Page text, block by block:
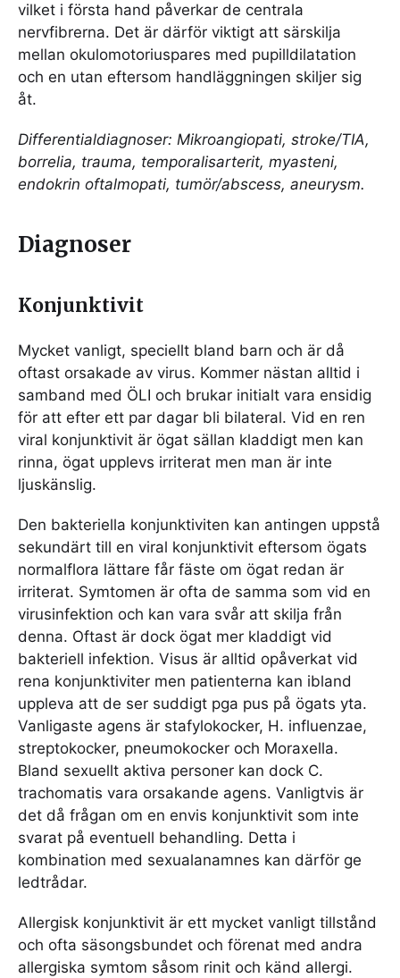
vilket i första hand påverkar de centrala
nervfibrerna. Det är därför viktigt att särskilja
mellan okulomotoriuspares med pupilldilatation
och en utan eftersom handläggningen skiljer sig
åt.
Differentialdiagnoser: Mikroangiopati, stroke/TIA,
borrelia, trauma, temporalisarterit, myasteni,
endokrin oftalmopati, tumör/abscess, aneurysm.
Diagnoser
Konjunktivit
Mycket vanligt, speciellt bland barn och är då
oftast orsakade av virus. Kommer nästan alltid i
samband med ÖLI och brukar initialt vara ensidig
för att efter ett par dagar bli bilateral. Vid en ren
viral konjunktivit är ögat sällan kladdigt men kan
rinna, ögat upplevs irriterat men man är inte
ljuskänslig.
Den bakteriella konjunktiviten kan antingen uppstå
sekundärt till en viral konjunktivit eftersom ögats
normalflora lättare får fäste om ögat redan är
irriterat. Symtomen är ofta de samma som vid en
virusinfektion och kan vara svår att skilja från
denna. Oftast är dock ögat mer kladdigt vid
bakteriell infektion. Visus är alltid opåverkat vid
rena konjunktiviter men patienterna kan ibland
uppleva att de ser suddigt pga pus på ögats yta.
Vanligaste agens är stafylokocker, H. influenzae,
streptokocker, pneumokocker och Moraxella.
Bland sexuellt aktiva personer kan dock C.
trachomatis vara orsakande agens. Vanligtvis är
det då frågan om en envis konjunktivit som inte
svarat på eventuell behandling. Detta i
kombination med sexualanamnes kan därför ge
ledtrådar.
Allergisk konjunktivit är ett mycket vanligt tillstånd
och ofta säsongsbundet och förenat med andra
allergiska symtom såsom rinit och känd allergi.